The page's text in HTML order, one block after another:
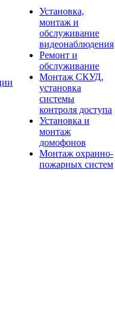
Установка,
монтаж и
обслуживание
видеонаблюдения
Ремонт и
обслуживание
Монтаж СКУД,
установка
системы
контроля доступа
Установка и
монтаж
домофонов
Монтаж охранно-
пожарных систем